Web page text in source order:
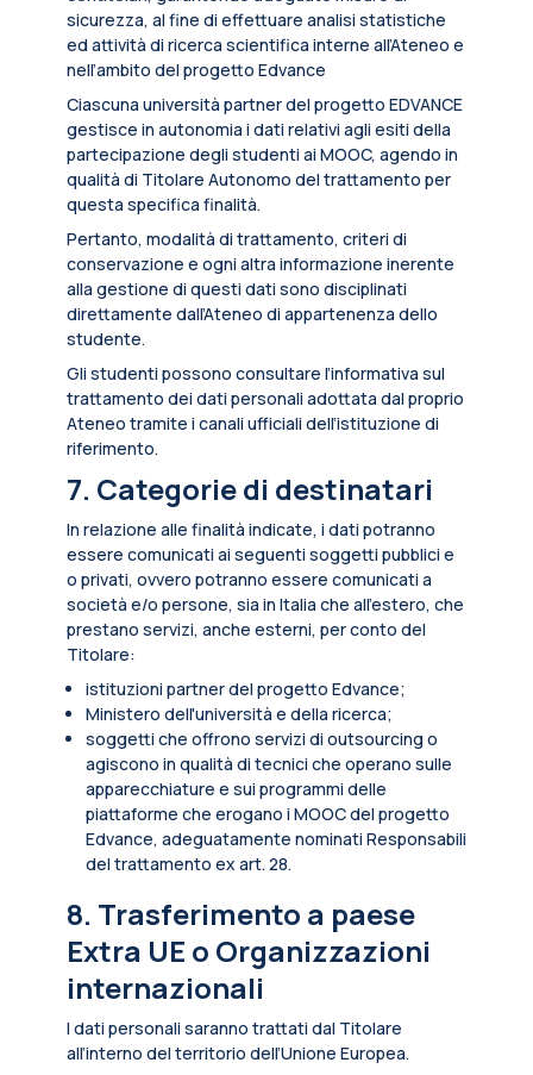
sicurezza, al fine di effettuare analisi statistiche
ed attività di ricerca scientifica interne all’Ateneo e
nell’ambito del progetto Edvance
Ciascuna università partner del progetto EDVANCE
gestisce in autonomia i dati relativi agli esiti della
partecipazione degli studenti ai MOOC, agendo in
qualità di Titolare Autonomo del trattamento per
questa specifica finalità.
Pertanto, modalità di trattamento, criteri di
conservazione e ogni altra informazione inerente
alla gestione di questi dati sono disciplinati
direttamente dall’Ateneo di appartenenza dello
studente.
Gli studenti possono consultare l’informativa sul
trattamento dei dati personali adottata dal proprio
Ateneo tramite i canali ufficiali dell’istituzione di
riferimento.
7. Categorie di destinatari
In relazione alle finalità indicate, i dati potranno
essere comunicati ai seguenti soggetti pubblici e
o privati, ovvero potranno essere comunicati a
società e/o persone, sia in Italia che all’estero, che
prestano servizi, anche esterni, per conto del
Titolare:
istituzioni partner del progetto Edvance;
Ministero dell'università e della ricerca;
soggetti che offrono servizi di outsourcing o
agiscono in qualità di tecnici che operano sulle
apparecchiature e sui programmi delle
piattaforme che erogano i MOOC del progetto
Edvance, adeguatamente nominati Responsabili
del trattamento ex art. 28.
8. Trasferimento a paese
Extra UE o Organizzazioni
internazionali
I dati personali saranno trattati dal Titolare
all’interno del territorio dell’Unione Europea.